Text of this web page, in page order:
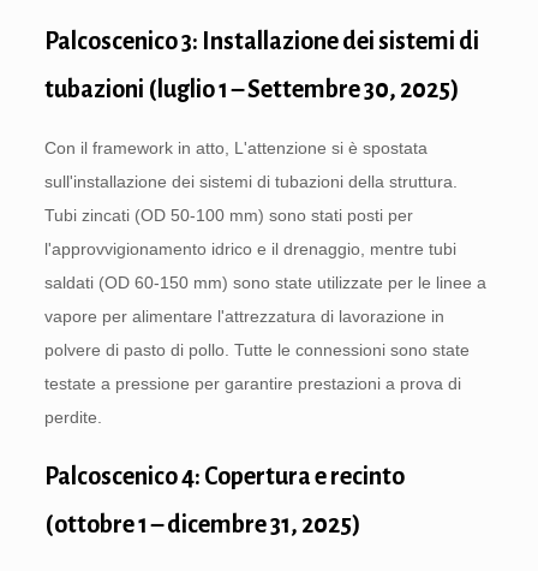
Palcoscenico 3: Installazione dei sistemi di
tubazioni (luglio 1 – Settembre 30, 2025)
Con il framework in atto, L'attenzione si è spostata
sull'installazione dei sistemi di tubazioni della struttura.
Tubi zincati (OD 50-100 mm) sono stati posti per
l'approvvigionamento idrico e il drenaggio, mentre tubi
saldati (OD 60-150 mm) sono state utilizzate per le linee a
vapore per alimentare l'attrezzatura di lavorazione in
polvere di pasto di pollo. Tutte le connessioni sono state
testate a pressione per garantire prestazioni a prova di
perdite.
Palcoscenico 4: Copertura e recinto
(ottobre 1 – dicembre 31, 2025)